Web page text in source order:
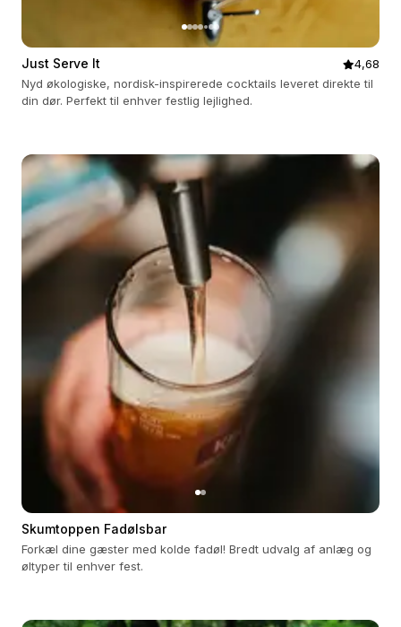
Just Serve It
4,68
Nyd økologiske, nordisk-inspirerede cocktails leveret direkte til
din dør. Perfekt til enhver festlig lejlighed.
Skumtoppen Fadølsbar
Forkæl dine gæster med kolde fadøl! Bredt udvalg af anlæg og
øltyper til enhver fest.